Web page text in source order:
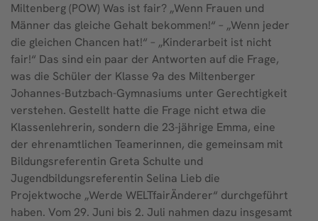
Miltenberg (POW) Was ist fair? „Wenn Frauen und
Männer das gleiche Gehalt bekommen!“ – „Wenn jeder
die gleichen Chancen hat!“ – „Kinderarbeit ist nicht
fair!“ Das sind ein paar der Antworten auf die Frage,
was die Schüler der Klasse 9a des Miltenberger
Johannes-Butzbach-Gymnasiums unter Gerechtigkeit
verstehen. Gestellt hatte die Frage nicht etwa die
Klassenlehrerin, sondern die 23-jährige Emma, eine
der ehrenamtlichen Teamerinnen, die gemeinsam mit
Bildungsreferentin Greta Schulte und
Jugendbildungsreferentin Selina Lieb die
Projektwoche „Werde WELTfairÄnderer“ durchgeführt
haben. Vom 29. Juni bis 2. Juli nahmen dazu insgesamt